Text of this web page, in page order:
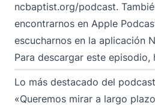
ncbaptist.org/podcast.
encontrarnos en Apple
escucharnos en la aplicación
Para descargar este episodio,
Lo más destacado del
«Queremos mirar a largo